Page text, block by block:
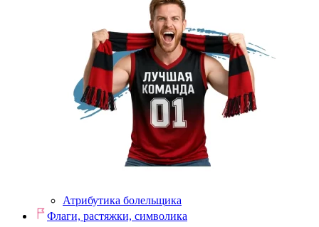
Атрибутика болельщика
Флаги, растяжки, символика